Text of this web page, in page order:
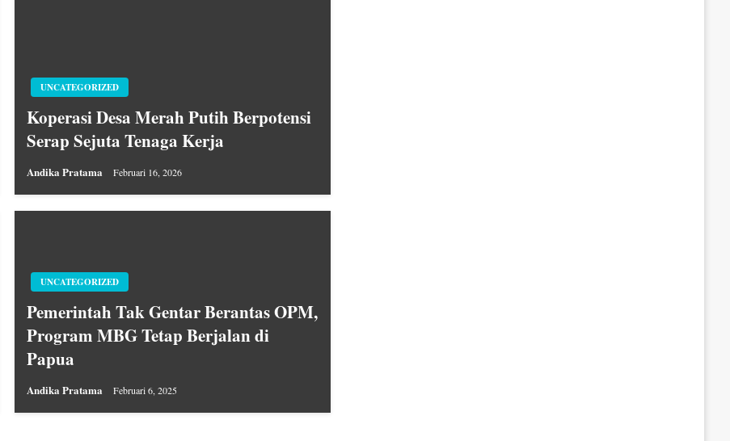
UNCATEGORIZED
Koperasi Desa Merah Putih Berpotensi
Serap Sejuta Tenaga Kerja
Andika Pratama Februari 16, 2026
UNCATEGORIZED
Pemerintah Tak Gentar Berantas OPM,
Program MBG Tetap Berjalan di
Papua
Andika Pratama Februari 6, 2025